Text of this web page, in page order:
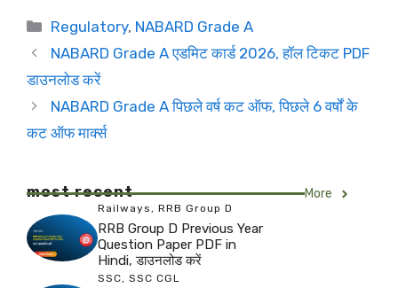
Categories
Regulatory, NABARD Grade A
NABARD Grade A एडमिट कार्ड 2026, हॉल टिकट PDF
डाउनलोड करें
NABARD Grade A पिछले वर्ष कट ऑफ, पिछले 6 वर्षों के
कट ऑफ मार्क्स
most recent More
Railways, RRB Group D
RRB Group D Previous Year
Question Paper PDF in
Hindi, डाउनलोड करें
SSC, SSC CGL